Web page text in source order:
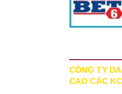
vô địch
CÔNG TY
CAO CÁC